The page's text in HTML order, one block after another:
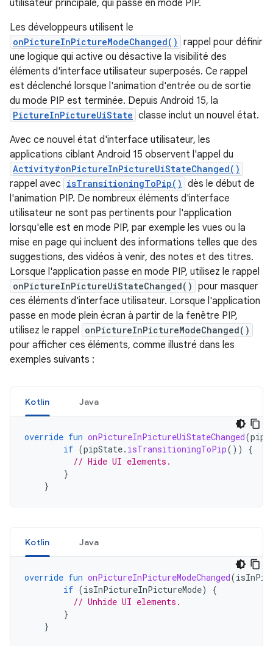
utilisateur principale, qui passe en mode PIP.
Les développeurs utilisent le
onPictureInPictureModeChanged() rappel pour définir
une logique qui active ou désactive la visibilité des
éléments d'interface utilisateur superposés. Ce rappel
est déclenché lorsque l'animation d'entrée ou de sortie
du mode PIP est terminée. Depuis Android 15, la
PictureInPictureUiState classe inclut un nouvel état.
Avec ce nouvel état d'interface utilisateur, les
applications ciblant Android 15 observent l'appel du
Activity#onPictureInPictureUiStateChanged()
rappel avec isTransitioningToPip() dès le début de
l'animation PIP. De nombreux éléments d'interface
utilisateur ne sont pas pertinents pour l'application
lorsqu'elle est en mode PIP, par exemple les vues ou la
mise en page qui incluent des informations telles que des
suggestions, des vidéos à venir, des notes et des titres.
Lorsque l'application passe en mode PIP, utilisez le rappel
onPictureInPictureUiStateChanged() pour masquer
ces éléments d'interface utilisateur. Lorsque l'application
passe en mode plein écran à partir de la fenêtre PIP,
utilisez le rappel onPictureInPictureModeChanged()
pour afficher ces éléments, comme illustré dans les
exemples suivants :
Kotlin Java
override fun onPictureInPictureUiStateChanged(
if (pipState. isTransitioningToPip())
{
// Hide UI elements.
}
}
Kotlin Java
override fun onPictureInPictureModeChanged(
if (isInPictureInPictureMode)
{
// Unhide UI elements.
}
}